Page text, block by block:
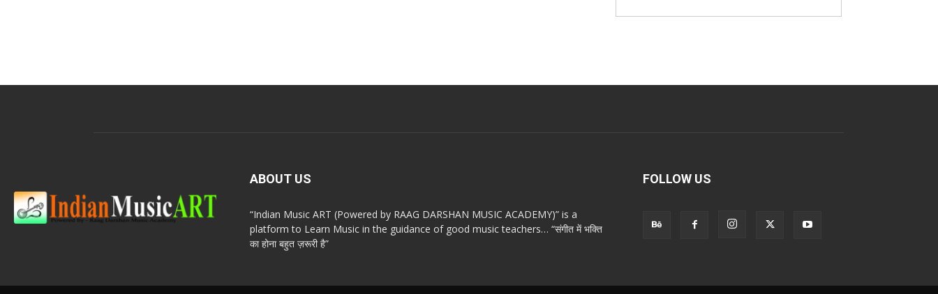
ABOUT US
“Indian Music ART (Powered by RAAG DARSHAN MUSIC ACADEMY)” is a
platform to Learn Music in the guidance of good music teachers… “संगीत में भक्ति
का होना बहुत ज़रूरी है”
FOLLOW US